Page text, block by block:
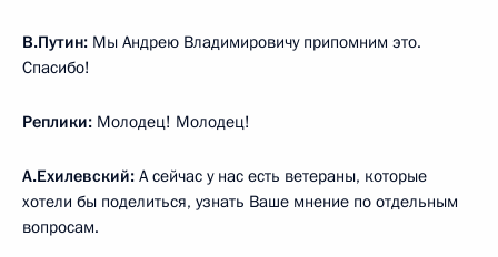
В.Путин: Мы Андрею Владимировичу припомним это.
Спасибо!
Реплики: Молодец! Молодец!
А.Ехилевский: А сейчас у нас есть ветераны, которые
хотели бы поделиться, узнать Ваше мнение по отдельным
вопросам.